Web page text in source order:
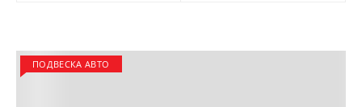
ПОДВЕСКА АВТО